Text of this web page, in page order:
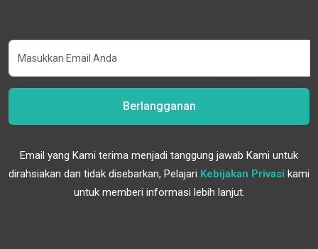
Berlangganan
Email yang Kami terima menjadi tanggung jawab Kami untuk
dirahsiakan dan tidak disebarkan, Pelajari Kebijakan Privasi kami
untuk memberi informasi lebih lanjut.